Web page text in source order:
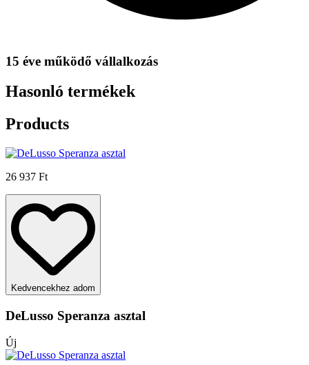
15 éve működő vállalkozás
Hasonló termékek
Products
26 937 Ft
Kedvencekhez adom
DeLusso Speranza asztal
Új